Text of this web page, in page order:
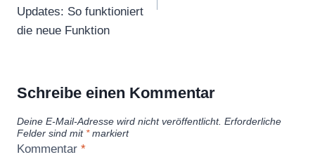
Updates: So funktioniert
die neue Funktion
Schreibe einen Kommentar
Deine E-Mail-Adresse wird nicht veröffentlicht. Erforderliche
Felder sind mit *markiert
Kommentar *